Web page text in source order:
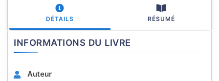
DÉTAILS RÉSUMÉ
INFORMATIONS DU LIVRE
Auteur